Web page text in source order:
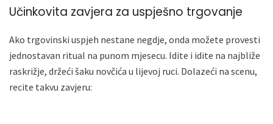
Učinkovita zavjera za uspješno trgovanje
Ako trgovinski uspjeh nestane negdje, onda možete provesti
jednostavan ritual na punom mjesecu. Idite i idite na najbliže
raskrižje, držeći šaku novčića u lijevoj ruci. Dolazeći na scenu,
recite takvu zavjeru: